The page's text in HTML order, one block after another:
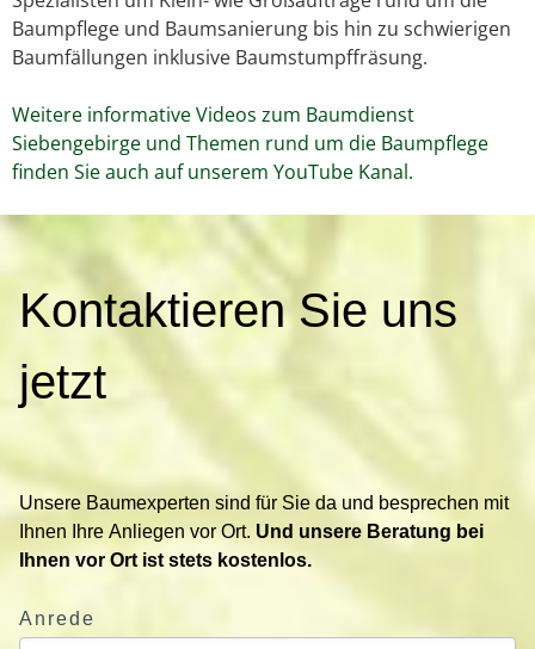
Baumpflege und Baumsanierung bis hin zu schwierigen
Baumfällungen inklusive Baumstumpffräsung.
Weitere informative Videos zum Baumdienst
Siebengebirge und Themen rund um die Baumpflege
finden Sie auch auf unserem YouTube Kanal.
o
n
t
e
r
e
S
Kontaktieren Sie uns
jetzt
Unsere Baumexperten sind für Sie da und besprechen mit
Ihnen Ihre Anliegen vor Ort. Und unsere Beratung bei
Ihnen vor Ort ist stets kostenlos.
Anrede